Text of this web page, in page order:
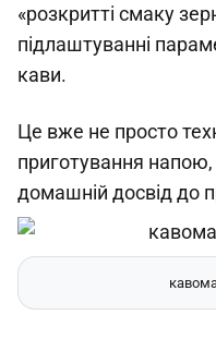
«розкритті смаку
підлаштуванні
кави.
Це вже не просто
приготування
домашній досвід до